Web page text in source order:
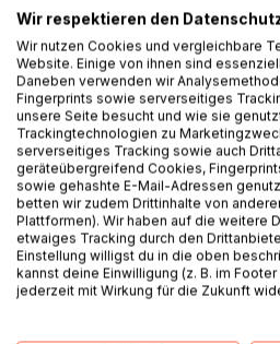
Auf die Merkliste
Titel bewerten
BESCHREIBUNG
Rockhopper penguin keeping -
Wir respektieren den
Wir nutzen Cookies und vergleichbare
Website. Einige von ihnen sind
Daneben verwenden wir
Fingerprints sowie serverseitiges
unsere Seite besucht und wie sie
Trackingtechnologien zu
serverseitiges Tracking sowie auch
geräteübergreifend Cookies,
sowie gehashte E-Mail-Adressen
betten wir zudem Drittinhalte von
Plattformen). Wir haben auf die weitere
etwaiges Tracking durch den
Einstellung willigst du in die oben
kannst deine Einwilligung (z. B. im
jederzeit mit Wirkung für die Zukunft